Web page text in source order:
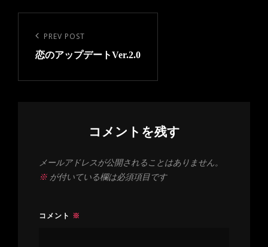
ビ
Previous
Post
PREV POST
恋のアップデートVer.2.0
コメントを残す
メールアドレスが公開されることはありません。
※が付いている欄は必須項目です
コメント ※